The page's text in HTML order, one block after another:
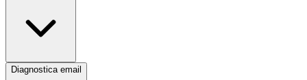
Diagnostica email